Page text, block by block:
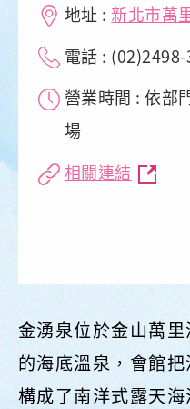
地址 : 新北市萬
電話 :
營業時間 : 依部
場
相關連結
金湧泉位於金山萬
的海底溫泉，會館
構成了南洋式露天